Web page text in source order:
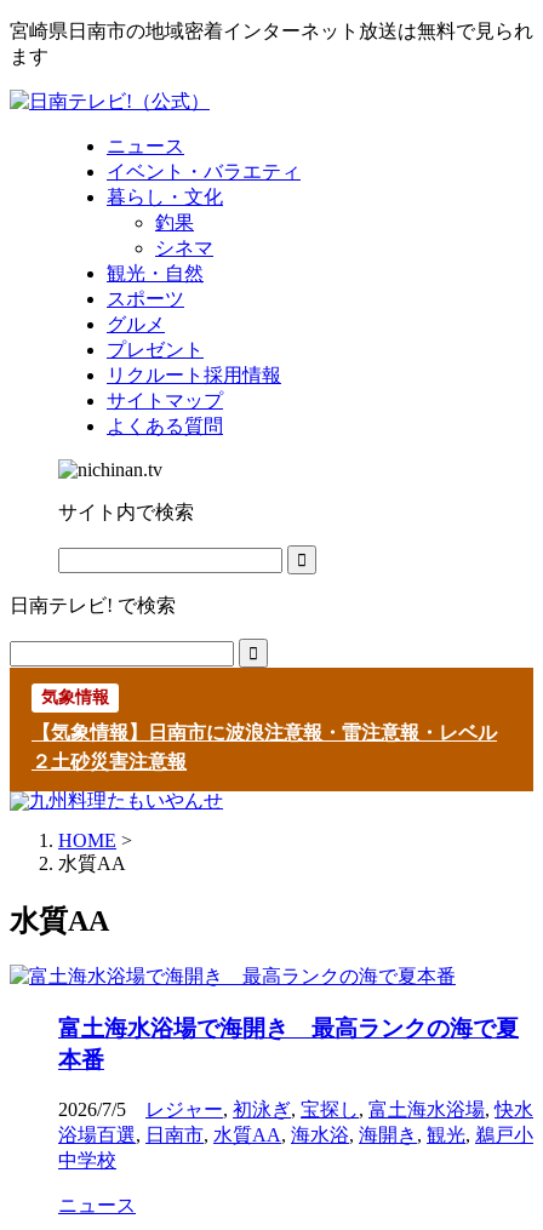
宮崎県日南市の地域密着インターネット放送は無料で見られ
ます
ニュース
イベント・バラエティ
暮らし・文化
釣果
シネマ
観光・自然
スポーツ
グルメ
プレゼント
リクルート採用情報
サイトマップ
よくある質問
サイト内で検索
日南テレビ! で検索
気象情報
【気象情報】日南市に波浪注意報・雷注意報・レベル
２土砂災害注意報
HOME >
水質AA
水質AA
富土海水浴場で海開き 最高ランクの海で夏
本番
2026/7/5 レジャー, 初泳ぎ, 宝探し, 富土海水浴場,快水
浴場百選, 日南市, 水質AA, 海水浴, 海開き , 観光, 鵜戸小
中学校
ニュース